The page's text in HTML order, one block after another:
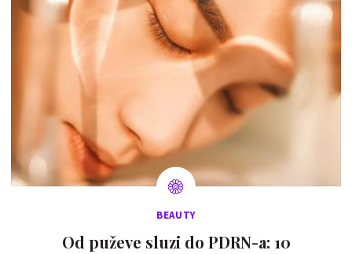
BEAUTY
Od puževe sluzi do PDRN-a: 10